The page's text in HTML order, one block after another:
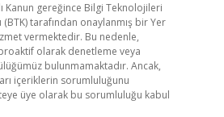
Kanun gereğince Bilgi Teknolojileri
tarafından onaylanmış bir Yer
vermektedir. Bu nedenle,
olarak denetleme veya
bulunmamaktadır. Ancak,
içeriklerin sorumluluğunu
üye olarak bu sorumluluğu kabul